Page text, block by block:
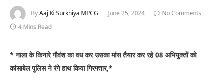
ByAaj Ki Surkhiya MPCG June 25, 2024
No Comments
4 Mins Read
* नाला के किनारे गौवंश का वध कर उसका मांस तैयार कर रहे 08 अभियुक्तों को
कांसाबेल पुलिस ने रंगे हाथ किया गिरफ्तार,*